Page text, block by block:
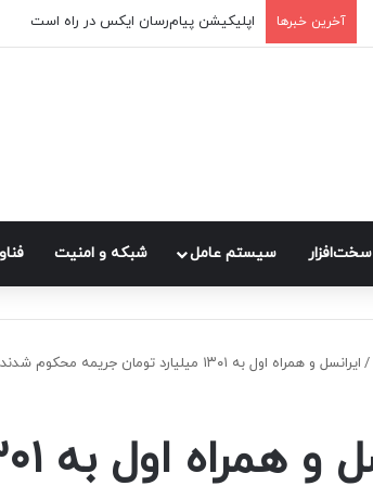
آخرین خبرها اپلیکیشن پیام‌رسان ایکس در راه است
سخت‌افزار سيستم عامل شبكه و امنيت
/ ایرانسل و همراه اول به ۱۳۰۱ میلیارد تومان جریمه محکوم شدند